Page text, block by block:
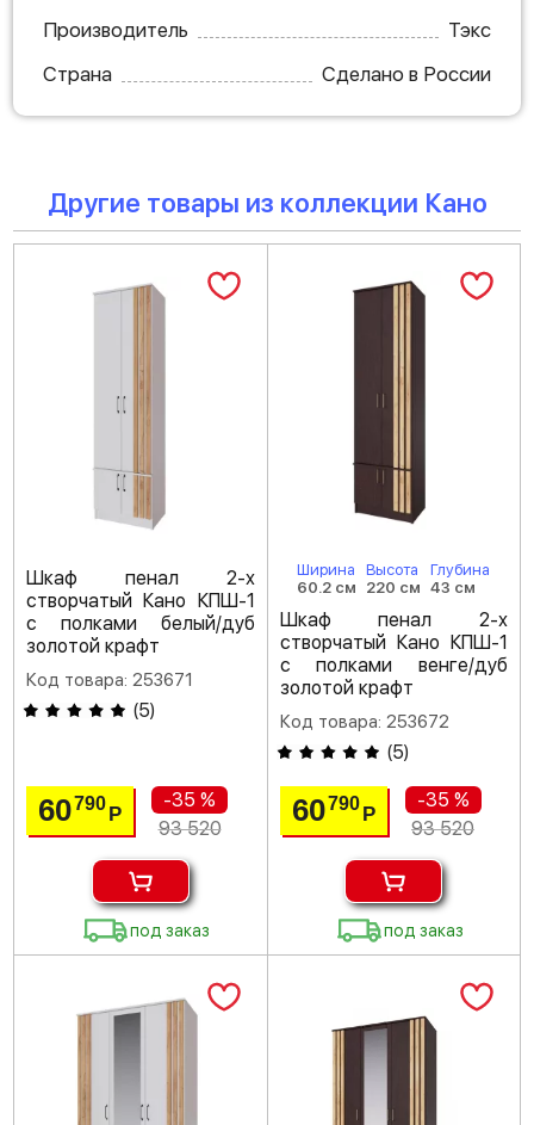
Производитель
Тэкс
Страна
Сделано в России
Другие товары из коллекции Кано
Шкаф пенал 2-х
створчатый Кано КПШ-1
с полками белый/дуб
золотой крафт
Код товара: 253671
(5)
60790Р
-35 %
93 520
под заказ
Ширина
60.2 см
Высота
220 см
Глубина
43 см
Шкаф пенал 2-х
створчатый Кано КПШ-1
с полками венге/дуб
золотой крафт
Код товара: 253672
(5)
60790 Р
-35 %
93 520
под заказ